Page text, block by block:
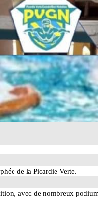
de la Picardie Verte.
avec de nombreux